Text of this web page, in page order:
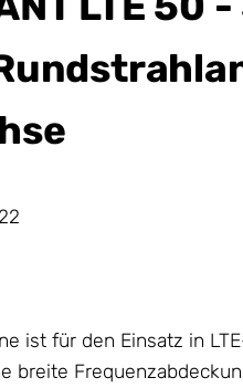
ist für den Einsatz in
breite